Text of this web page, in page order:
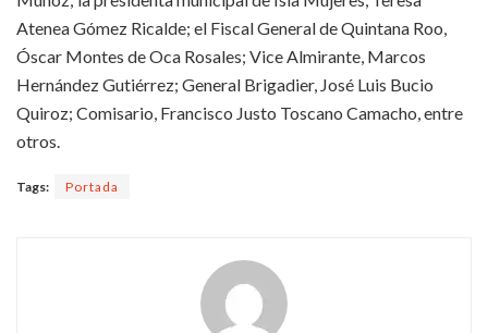
Atenea Gómez Ricalde; el Fiscal General de Quintana Roo,
Óscar Montes de Oca Rosales; Vice Almirante, Marcos
Hernández Gutiérrez; General Brigadier, José Luis Bucio
Quiroz; Comisario, Francisco Justo Toscano Camacho, entre
otros.
Tags: Portada